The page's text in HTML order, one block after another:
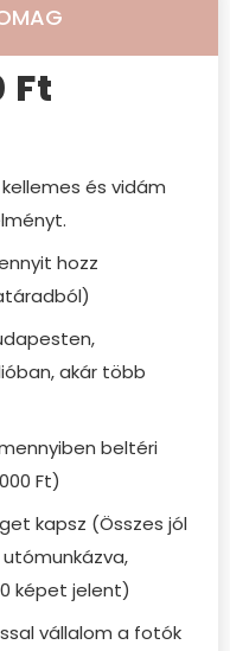
Ft
és vidám
hozz
akár több
beltéri
Ft)
kapsz (Összes jól
képet jelent)
vállalom a fotók